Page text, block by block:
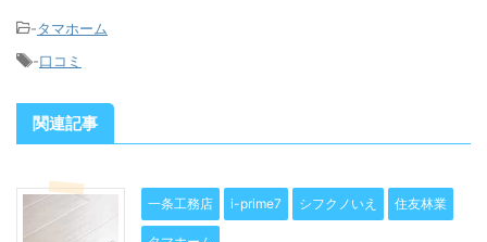
-タマホーム
-口コミ
関連記事
一条工務店 i-prime7 シフクノいえ 住友林業